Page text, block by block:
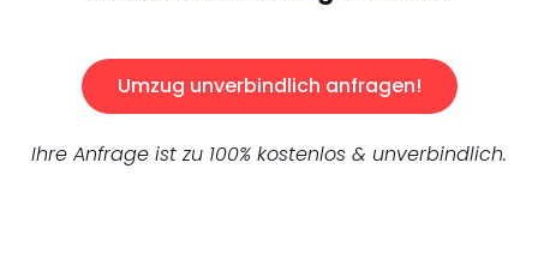
Umzug unverbindlich anfragen!
Ihre Anfrage ist zu 100% kostenlos & unverbindlich.